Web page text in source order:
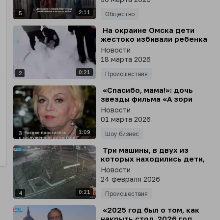
5 2:11 Общество
2 0:21
⁣ На окраине Омска дети
жестоко избивали ребенка
и снимали все на телефон
Новости
18 марта 2026
Происшествия
3 1:09
⁣ «Спасибо, мама!»: дочь
звезды фильма «А зори
здесь тихие» Ирины Шевчук
не сдержала слёз на
прощании
Новости
01 марта 2026
Шоу бизнес
4 0:21
⁣ Три машины, в двух из
которых находились дети,
на полной скорости
столкнулись в Ростовской
области
Новости
24 февраля 2026
Происшествия
⁣ «2025 год был о том, как